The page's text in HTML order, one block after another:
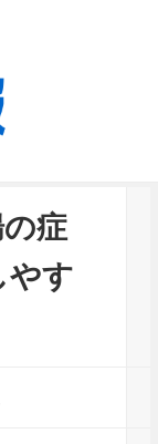
症
やす